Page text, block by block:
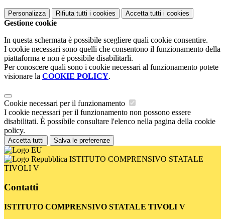
Personalizza Rifiuta tutti i cookies Accetta tutti i cookies
Gestione cookie
In questa schermata è possibile scegliere quali cookie consentire.
I cookie necessari sono quelli che consentono il funzionamento della
piattaforma e non è possibile disabilitarli.
Per conoscere quali sono i cookie necessari al funzionamento potete
visionare la COOKIE POLICY.
Cookie necessari per il funzionamento
I cookie necessari per il funzionamento non possono essere
disabilitati. È possibile consultare l'elenco nella pagina della cookie
policy.
Accetta tutti Salva le preferenze
ISTITUTO COMPRENSIVO STATALE
TIVOLI V
Contatti
ISTITUTO COMPRENSIVO STATALE TIVOLI V